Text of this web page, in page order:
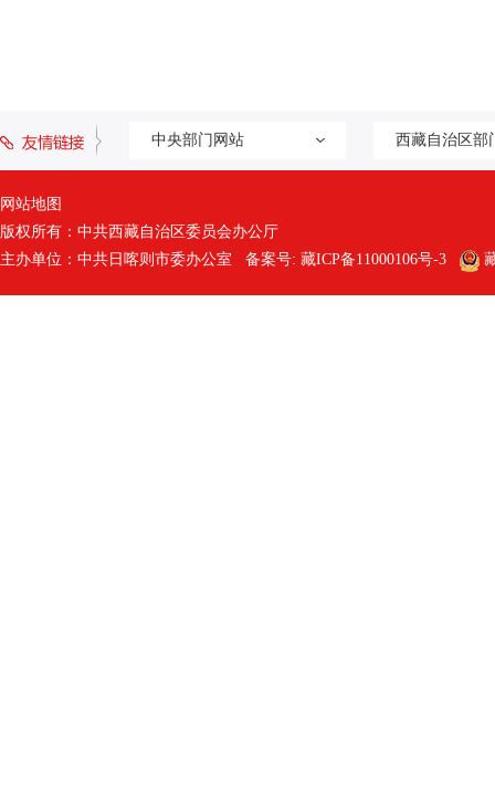
中央部门网站 西藏自治区部
网站地图
版权所有：中共西藏自治区委员会办公厅
主办单位：中共日喀则市委办公室 备案号: 藏ICP备11000106号-3